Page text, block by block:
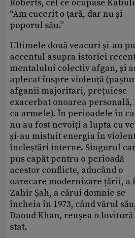
Roberts, cel ce ocupase
“Am cucerit o țară, dar nu și
poporul său.”
Ultimele două veacuri și-au
accentul asupra istoriei
mentalului colectiv afgan, și
aplecat înspre violență
afganii majoritari, prețuiesc
exacerbat onoarea
ca armele). În perioadele în
nu au fost nevoiți a lupta cu
și-au mistuit energia în
încleștări interne. Singurul
pus capăt pentru o perioadă
acestor conflicte, aducând o
oarecare modernizare țării, a
Zahir Șah, a cărui domnie se
încheia în 1973, când vărul
Daoud Khan, reușea o lovitură
stat.